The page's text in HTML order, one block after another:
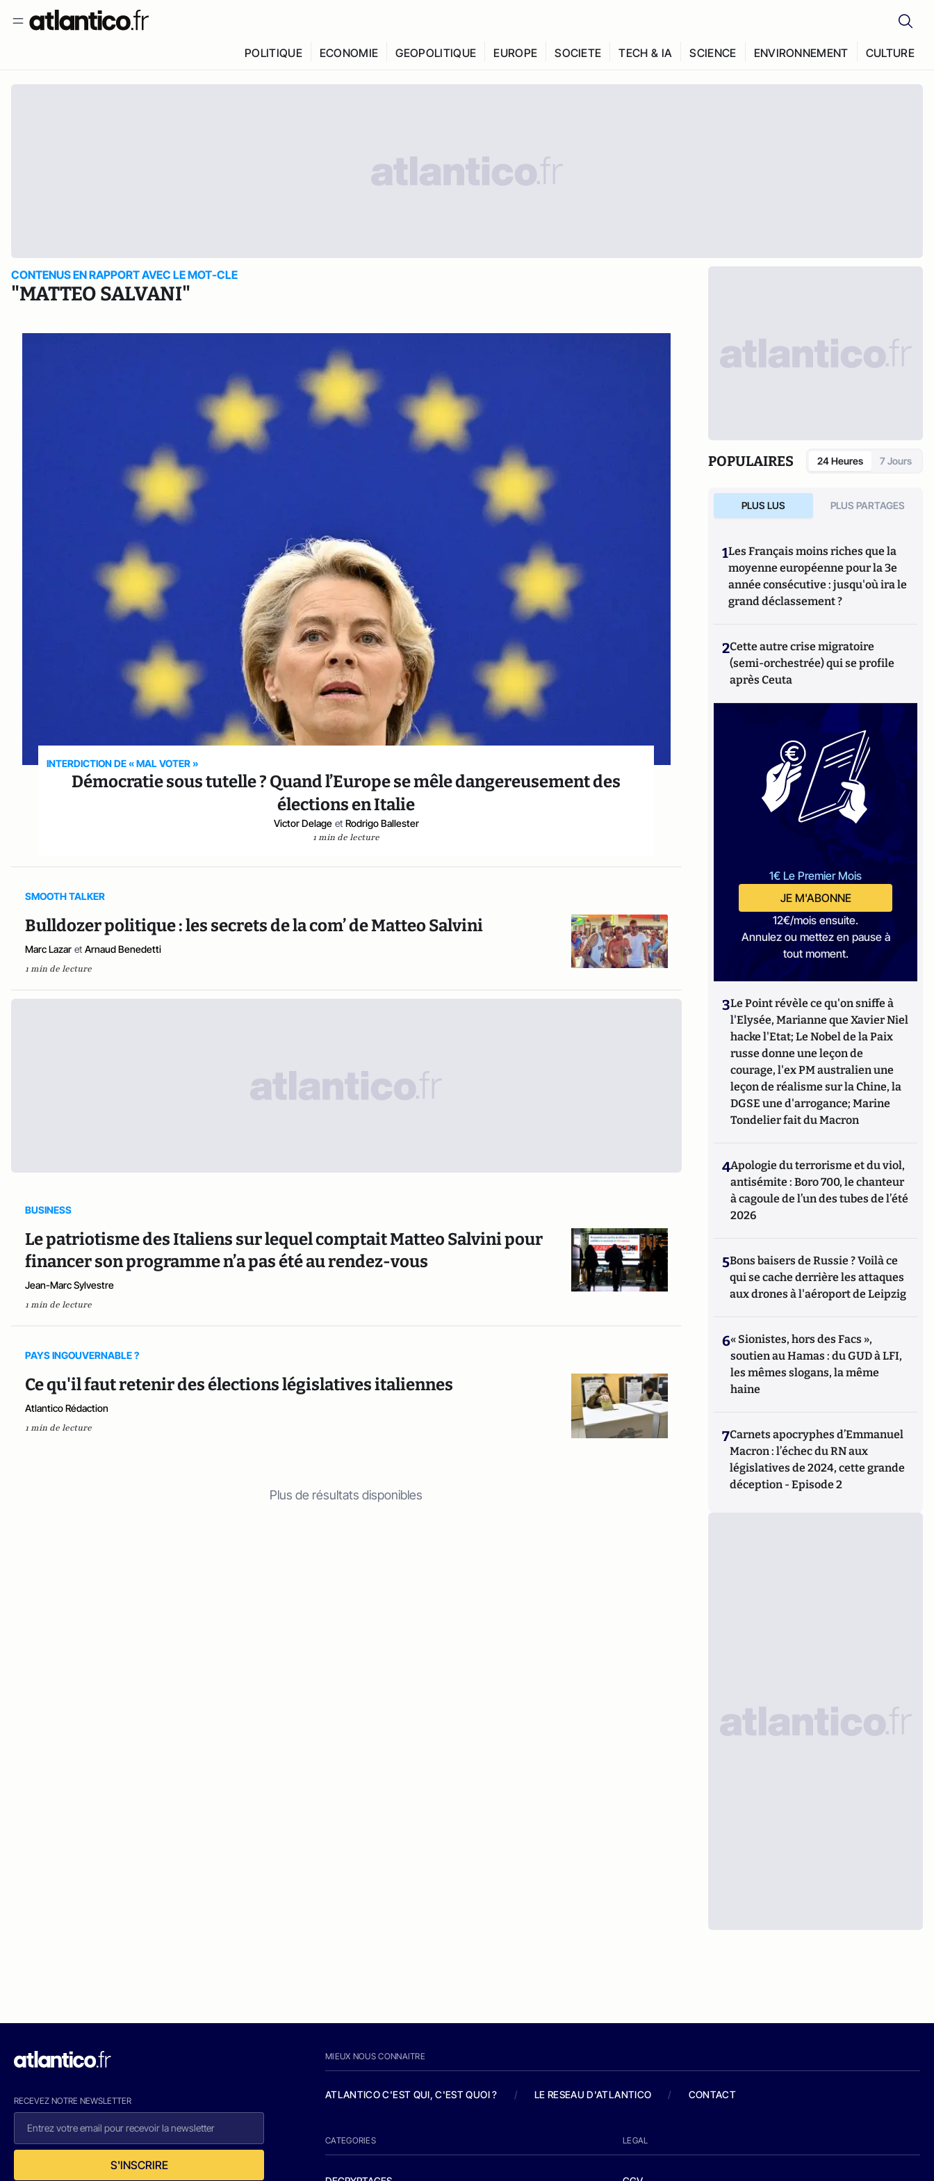
POLITIQUE ECONOMIE GEOPOLITIQUE EUROPE SOCIETE TECH & IA SCIENCE ENVIRONNEMENT CULTURE
CONTENUS EN RAPPORT AVEC LE MOT-CLE
"MATTEO SALVANI"
INTERDICTION DE « MAL VOTER »
Démocratie sous tutelle ? Quand l’Europe se mêle dangereusement des
élections en Italie
Victor Delage et Rodrigo Ballester
1 min de lecture
SMOOTH TALKER
Bulldozer politique : les secrets de la com’ de Matteo Salvini
Marc Lazar et Arnaud Benedetti
1 min de lecture
BUSINESS
Le patriotisme des Italiens sur lequel comptait Matteo Salvini pour
financer son programme n’a pas été au rendez-vous
Jean-Marc Sylvestre
1 min de lecture
PAYS INGOUVERNABLE ?
Ce qu'il faut retenir des élections législatives italiennes
Atlantico Rédaction
1 min de lecture
Plus de résultats disponibles
POPULAIRES 24 Heures 7 Jours
PLUS LUS PLUS PARTAGES
1Les Français moins riches que la
moyenne européenne pour la 3e
année consécutive : jusqu'où ira le
grand déclassement ?
2Cette autre crise migratoire
(semi-orchestrée) qui se profile
après Ceuta
1€ Le Premier Mois
JE M'ABONNE
12€/mois ensuite.
Annulez ou mettez en pause à
tout moment.
3Le Point révèle ce qu'on sniffe à
l'Elysée, Marianne que Xavier Niel
hacke l'Etat; Le Nobel de la Paix
russe donne une leçon de
courage, l'ex PM australien une
leçon de réalisme sur la Chine, la
DGSE une d'arrogance; Marine
Tondelier fait du Macron
4Apologie du terrorisme et du viol,
antisémite : Boro 700, le chanteur
à cagoule de l’un des tubes de l’été
2026
5Bons baisers de Russie ? Voilà ce
qui se cache derrière les attaques
aux drones à l'aéroport de Leipzig
6« Sionistes, hors des Facs »,
soutien au Hamas : du GUD à LFI,
les mêmes slogans, la même
haine
7Carnets apocryphes d’Emmanuel
Macron : l’échec du RN aux
législatives de 2024, cette grande
déception - Episode 2
RECEVEZ NOTRE NEWSLETTER
S'INSCRIRE
MIEUX NOUS CONNAITRE
ATLANTICO C'EST QUI, C'EST QUOI ? / LE RESEAU D'ATLANTICO / CONTACT
CATEGORIES LEGAL